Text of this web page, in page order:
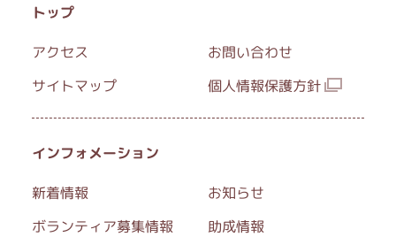
トップ
アクセス
お問い合わせ
サイトマップ
個人情報保護方針
インフォメーション
新着情報
お知らせ
ボランティア募集情報
助成情報